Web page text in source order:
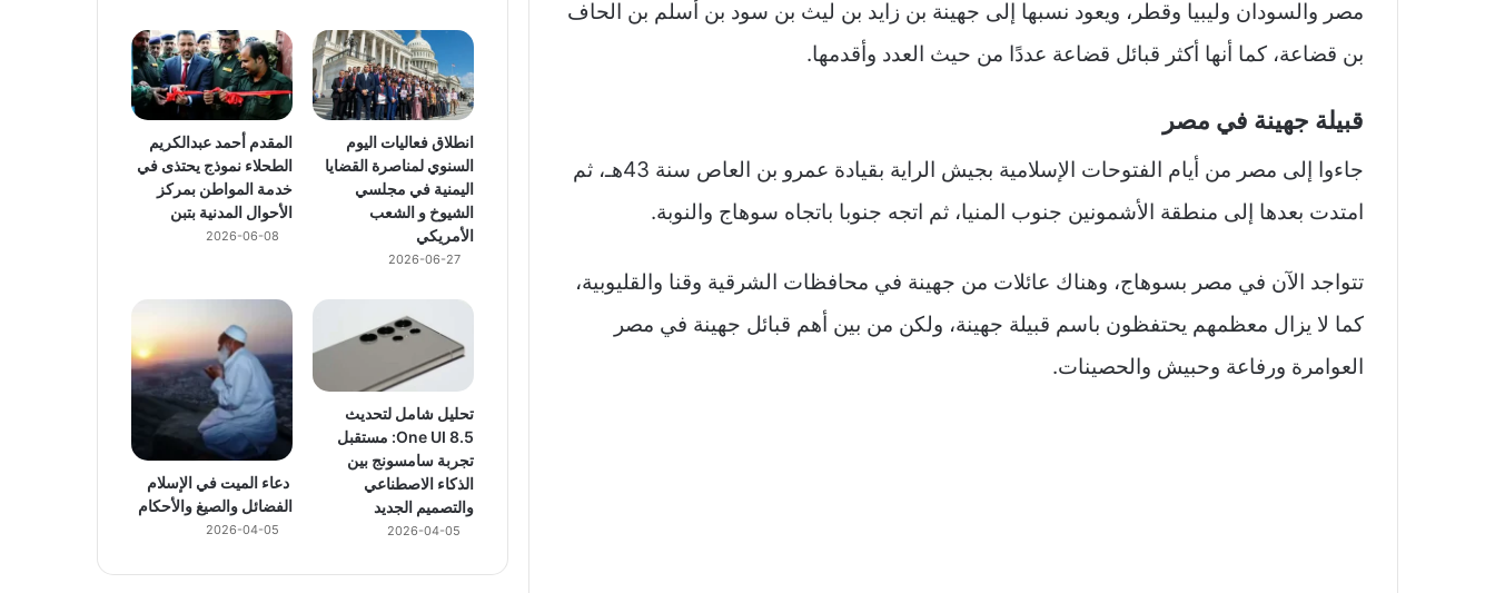
مصر والسودان وليبيا وقطر، ويعود نسبها إلى جهينة بن زايد بن ليث بن سود بن أسلم بن الحاف
بن قضاعة، كما أنها أكثر قبائل قضاعة عددًا من حيث العدد وأقدمها.
قبيلة جهينة في مصر
جاءوا إلى مصر من أيام الفتوحات الإسلامية بجيش الراية بقيادة عمرو بن العاص سنة 43هـ، ثم
امتدت بعدها إلى منطقة الأشمونين جنوب المنيا، ثم اتجه جنوبا باتجاه سوهاج والنوبة.
تتواجد الآن في مصر بسوهاج، وهناك عائلات من جهينة في محافظات الشرقية وقنا والقليوبية،
كما لا يزال معظمهم يحتفظون باسم قبيلة جهينة، ولكن من بين أهم قبائل جهينة في مصر
العوامرة ورفاعة وحبيش والحصينات.
انطلاق فعاليات اليوم
السنوي لمناصرة القضايا
اليمنية في مجلسي
الشيوخ و الشعب
الأمريكي
2026-06-27
المقدم أحمد عبدالكريم
الطحلاء نموذج يحتذى في
خدمة المواطن بمركز
الأحوال المدنية بتبن
2026-06-08
تحليل شامل لتحديث
One UI 8.5: مستقبل
تجربة سامسونج بين
الذكاء الاصطناعي
والتصميم الجديد
2026-04-05
دعاء الميت في الإسلام
الفضائل والصيغ والأحكام
2026-04-05